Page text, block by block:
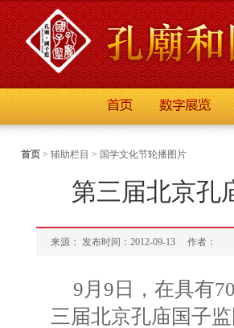
首页 > 辅助栏目 > 国学文化节轮播图片
第三届北京孔
来源： 发布时间：2012-09-13 作者：
9月9日，在具有
三届北京孔庙国子